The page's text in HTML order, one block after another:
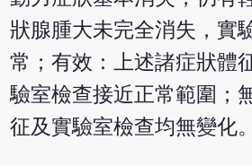
狀腺腫大未完全消失，實
常；有效：上述諸症狀體
驗室檢查接近正常範圍；
征及實驗室檢查均無變化。